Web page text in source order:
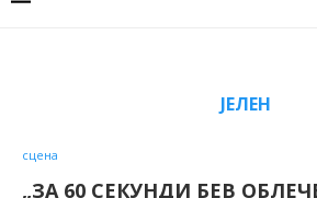
ЈЕЛЕН
сцена
„ЗА 60 СЕКУНДИ БЕВ